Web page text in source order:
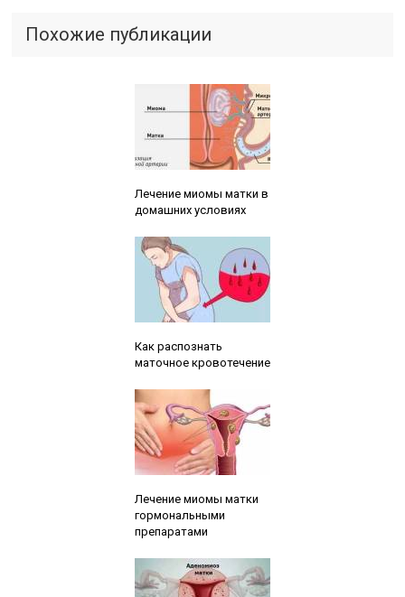
Похожие публикации
Лечение миомы матки в
домашних условиях
Как распознать
маточное кровотечение
Лечение миомы матки
гормональными
препаратами